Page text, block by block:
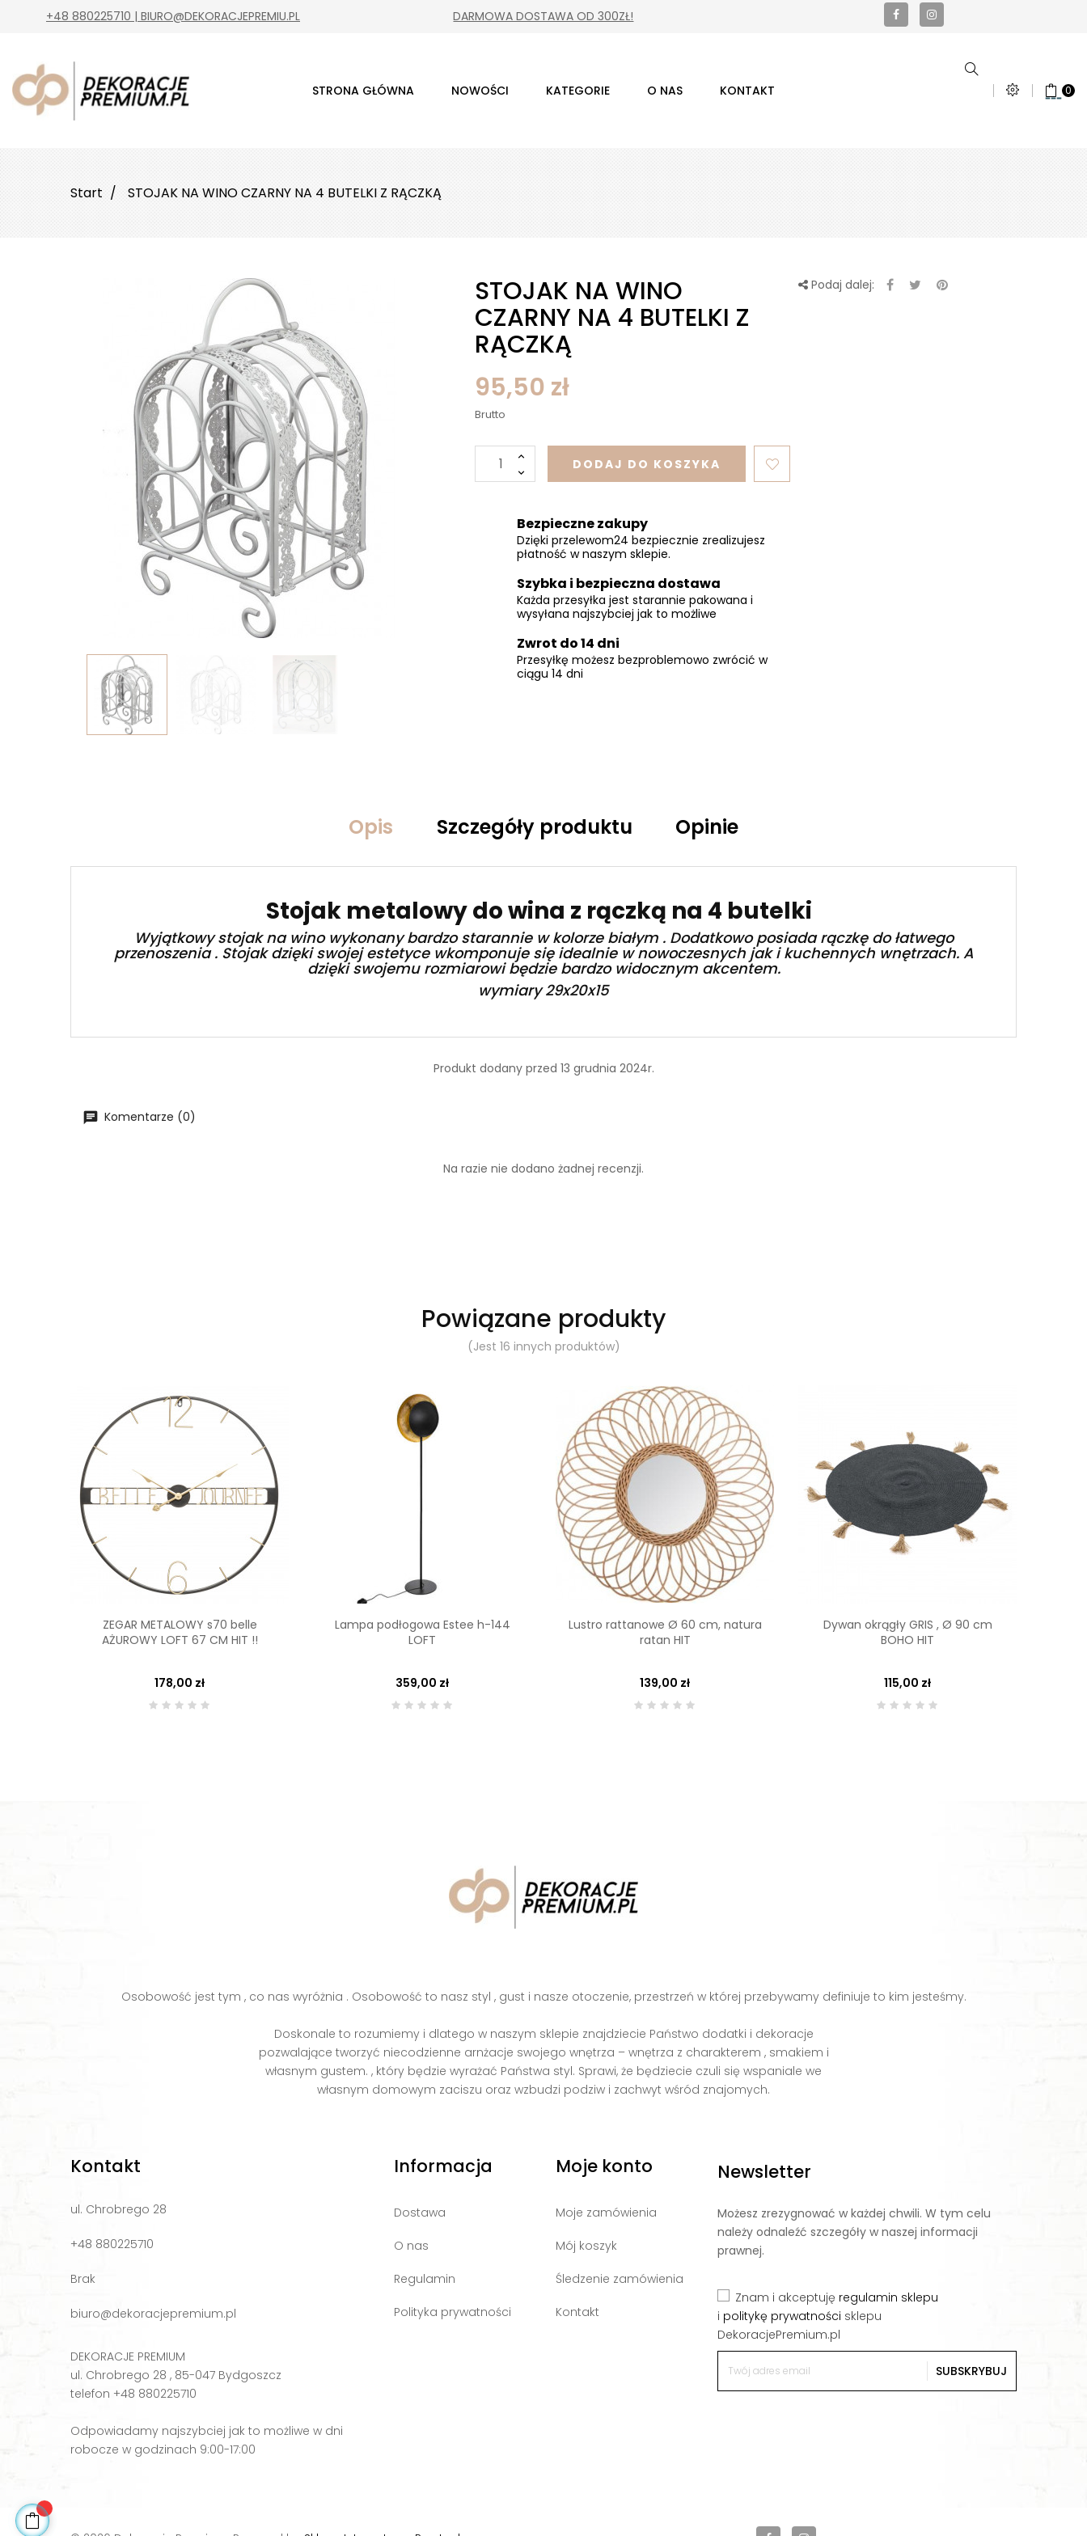
+48 880225710 | BIURO@DEKORACJEPREMIU.PL DARMOWA DOSTAWA OD 300ZŁ!
STRONA GŁÓWNA NOWOŚCI KATEGORIE O NAS KONTAKT 0
Start STOJAK NA WINO CZARNY NA 4 BUTELKI Z RĄCZKĄ
STOJAK NA WINO
CZARNY NA 4 BUTELKI Z
RĄCZKĄ
95,50 zł
Brutto
DODAJ DO KOSZYKA
Bezpieczne zakupy
Dzięki przelewom24 bezpiecznie zrealizujesz
płatność w naszym sklepie.
Szybka i bezpieczna dostawa
Każda przesyłka jest starannie pakowana i
wysyłana najszybciej jak to możliwe
Zwrot do 14 dni
Przesyłkę możesz bezproblemowo zwrócić w
ciągu 14 dni
Podaj dalej:
Opis Szczegóły produktu Opinie
Stojak metalowy do wina z rączką na 4 butelki
Wyjątkowy stojak na wino wykonany bardzo starannie w kolorze białym . Dodatkowo posiada rączkę do łatwego
przenoszenia . Stojak dzięki swojej estetyce wkomponuje się idealnie w nowoczesnych jak i kuchennych wnętrzach. A
dzięki swojemu rozmiarowi będzie bardzo widocznym akcentem.
wymiary 29x20x15
Produkt dodany przed 13 grudnia 2024r.
Komentarze (0)
Na razie nie dodano żadnej recenzji.
Powiązane produkty
(Jest 16 innych produktów)
ZEGAR METALOWY s70 belle
AŻUROWY LOFT 67 CM HIT !!
178,00 zł
Lampa podłogowa Estee h-144
LOFT
359,00 zł
Lustro rattanowe Ø 60 cm, natura
ratan HIT
139,00 zł
Dywan okrągły GRIS , Ø 90 cm
BOHO HIT
115,00 zł
Osobowość jest tym , co nas wyróżnia . Osobowość to nasz styl , gust i nasze otoczenie, przestrzeń w której przebywamy definiuje to kim jesteśmy.
Doskonale to rozumiemy i dlatego w naszym sklepie znajdziecie Państwo dodatki i dekoracje
pozwalające tworzyć niecodzienne arnżacje swojego wnętrza – wnętrza z charakterem , smakiem i
własnym gustem. , który będzie wyrażać Państwa styl. Sprawi, że będziecie czuli się wspaniale we
własnym domowym zaciszu oraz wzbudzi podziw i zachwyt wśród znajomych.
Kontakt
ul. Chrobrego 28
+48 880225710
Brak
biuro@dekoracjepremium.pl
DEKORACJE PREMIUM
ul. Chrobrego 28 , 85-047 Bydgoszcz
telefon +48 880225710
Odpowiadamy najszybciej jak to możliwe w dni
robocze w godzinach 9:00-17:00
Informacja
Dostawa
O nas
Regulamin
Polityka prywatności
Moje konto
Moje zamówienia
Mój koszyk
Śledzenie zamówienia
Kontakt
Newsletter
Możesz zrezygnować w każdej chwili. W tym celu
należy odnaleźć szczegóły w naszej informacji
prawnej.
Znam i akceptuję regulamin sklepu
i politykę prywatności sklepu
DekoracjePremium.pl
SUBSKRYBUJ